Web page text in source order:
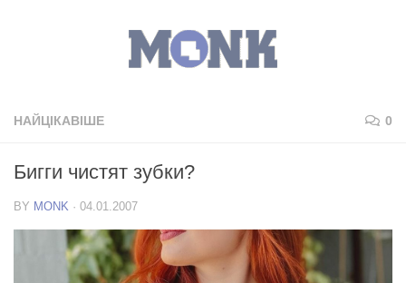
НАЙЦІКАВІШЕ 0
Бигги чистят зубки?
BY MONK · 04.01.2007